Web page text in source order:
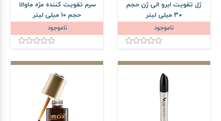
ژل تقویت ابرو الی ژن حجم
30 میلی لیتر
ناموجود
سرم تقویت کننده مژه ماوالا
حجم 10 میلی لیتر
ناموجود